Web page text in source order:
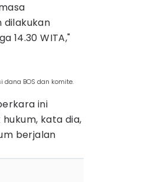
dilakukan
14.30 WITA,"
BOS dan komite.
ini
kata dia,
berjalan